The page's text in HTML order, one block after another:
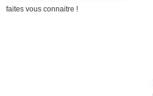
faites vous connaitre !